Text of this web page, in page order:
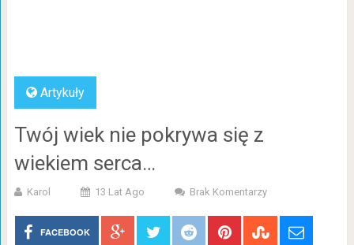
Artykuły
Twój wiek nie pokrywa się z
wiekiem serca…
Karol 13 Lat Ago Brak Komentarzy
FACEBOOK